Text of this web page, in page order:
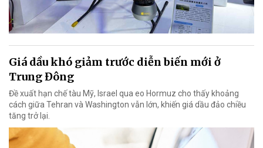
Giá dầu khó giảm trước diễn biến mới ở
Trung Đông
Đề xuất hạn chế tàu Mỹ, Israel qua eo Hormuz cho thấy khoảng
cách giữa Tehran và Washington vẫn lớn, khiến giá dầu đảo chiều
tăng trở lại.